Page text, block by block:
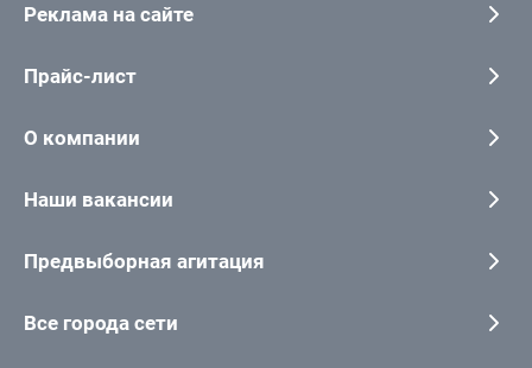
Реклама на сайте
Прайс-лист
О компании
Наши вакансии
Предвыборная агитация
Все города сети